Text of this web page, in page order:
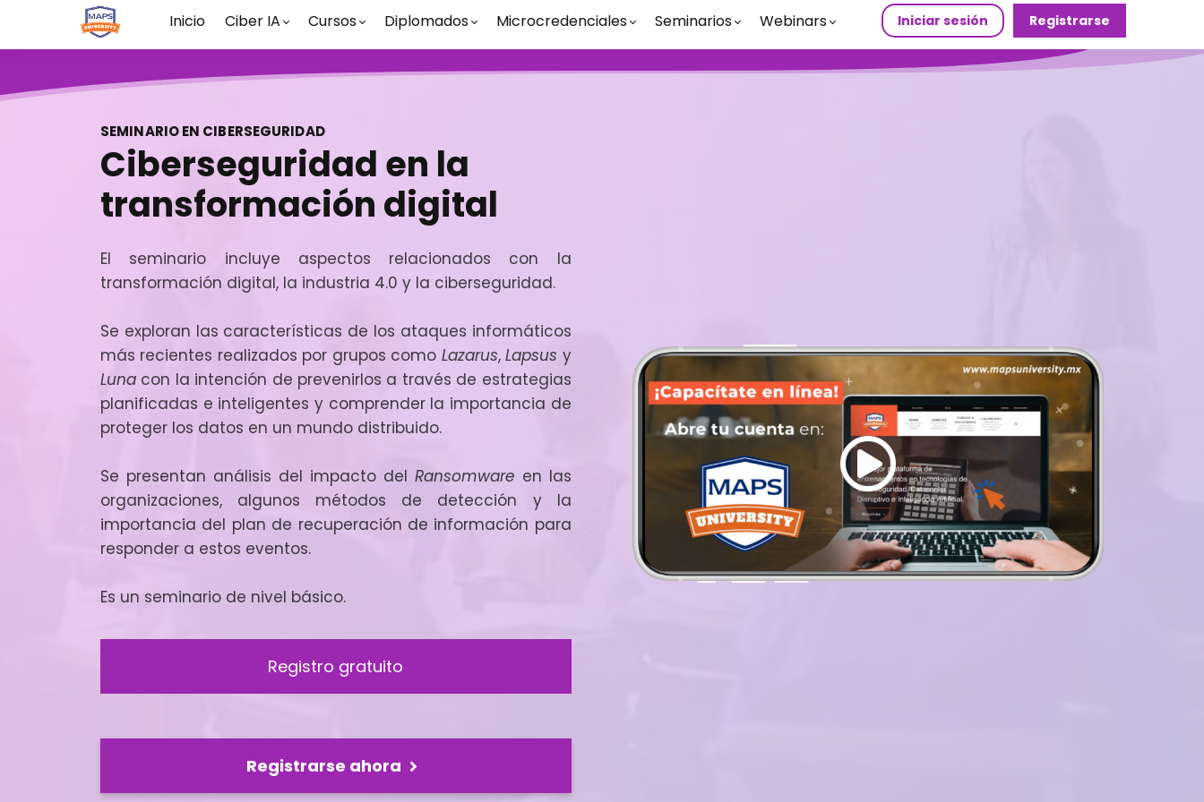
Inicio Ciber IA Cursos Diplomados Microcredenciales Seminarios Webinars Iniciar sesión Registrarse
SEMINARIO EN CIBERSEGURIDAD
Ciberseguridad en la
transformación digital
El seminario incluye aspectos relacionados con la
transformación digital, la industria 4.0 y la ciberseguridad.
Se exploran las características de los ataques informáticos
más recientes realizados por grupos como Lazarus,Lapsus y
Luna con la intención de prevenirlos a través de estrategias
planificadas e inteligentes y comprender la importancia de
proteger los datos en un mundo distribuido.
Se presentan análisis del impacto del Ransomware en las
organizaciones, algunos métodos de detección y la
importancia del plan de recuperación de información para
responder a estos eventos.
Es un seminario de nivel básico.
Registro gratuito
Registrarse ahora